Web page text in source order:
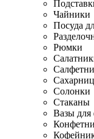
Чайники
Посуда
Рюмки
Солонки
Стаканы
Вазы для